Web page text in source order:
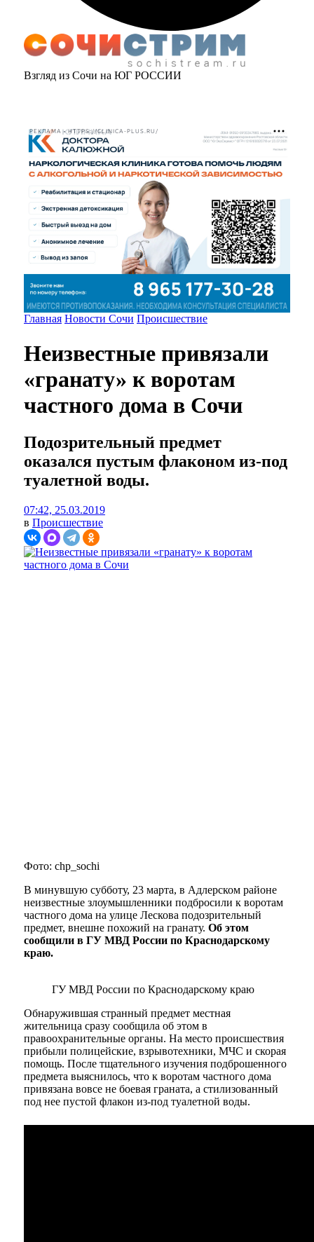
Взгляд из Сочи на ЮГ РОССИИ
РЕКЛАМА • HTTPS://CLINICA-PLUS.RU/
Главная Новости Сочи Происшествие
Неизвестные привязали
«гранату» к воротам
частного дома в Сочи
Подозрительный предмет
оказался пустым флаконом из-под
туалетной воды.
07:42, 25.03.2019
в Происшествие
Фото: chp_sochi
В минувшую субботу, 23 марта, в Адлерском районе
неизвестные злоумышленники подбросили к воротам
частного дома на улице Лескова подозрительный
предмет, внешне похожий на гранату. Об этом
сообщили в ГУ МВД России по Краснодарскому
краю.
ГУ МВД России по Краснодарскому краю
Обнаружившая странный предмет местная
жительница сразу сообщила об этом в
правоохранительные органы. На место происшествия
прибыли полицейские, взрывотехники, МЧС и скорая
помощь. После тщательного изучения подброшенного
предмета выяснилось, что к воротам частного дома
привязана вовсе не боевая граната, а стилизованный
под нее пустой флакон из-под туалетной воды.